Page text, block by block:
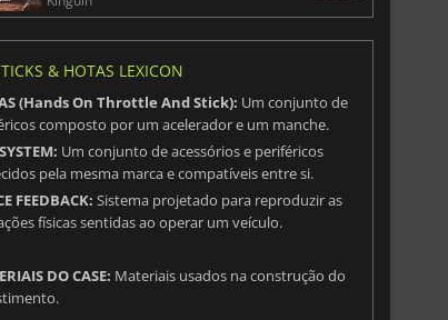
& HOTAS LEXICON
(Hands On Throttle And Stick): Um conjunto de
composto por um acelerador e um manche.
Um conjunto de acessórios e periféricos
pela mesma marca e compatíveis entre si.
FEEDBACK: Sistema projetado para reproduzir as
físicas sentidas ao operar um veículo.
DO CASE: Materiais usados na construção do